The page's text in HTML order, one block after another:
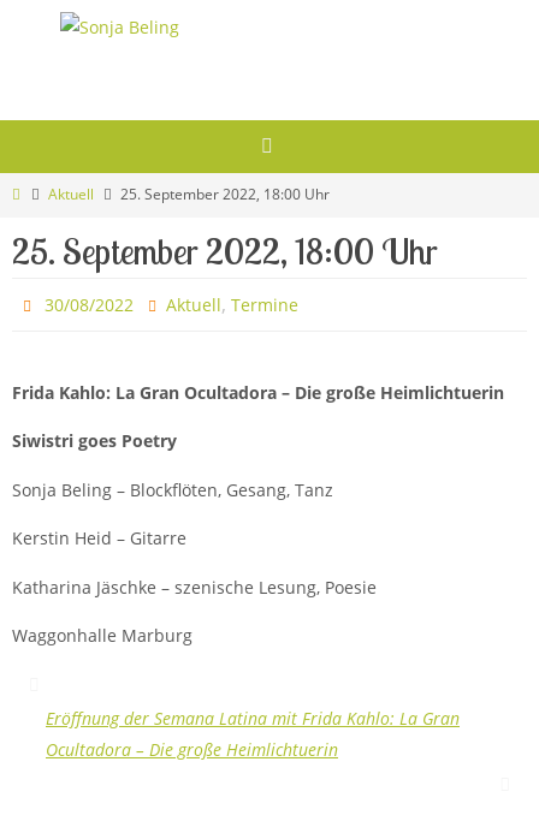
StartAktuell 25. September 2022, 18:00 Uhr
25. September 2022, 18:00 Uhr
30/08/2022 Aktuell, Termine
Frida Kahlo: La Gran Ocultadora – Die große Heimlichtuerin
Siwistri goes Poetry
Sonja Beling – Blockflöten, Gesang, Tanz
Kerstin Heid – Gitarre
Katharina Jäschke – szenische Lesung, Poesie
Waggonhalle Marburg
Eröffnung der Semana Latina mit Frida Kahlo: La Gran
Ocultadora – Die große Heimlichtuerin